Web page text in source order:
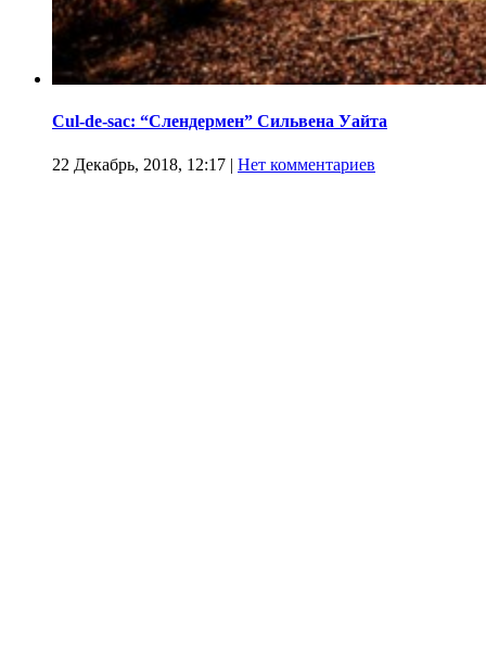
Cul-de-sac: “Слендермен” Сильвена Уайта
22 Декабрь, 2018, 12:17 | Нет комментариев